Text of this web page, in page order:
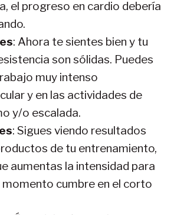
el progreso en cardio debería
: Ahora te sientes bien y tu
son sólidas. Puedes
muy intenso
y en las actividades de
y/o escalada.
: Sigues viendo resultados
de tu entrenamiento,
aumentas la intensidad para
momento cumbre en el corto